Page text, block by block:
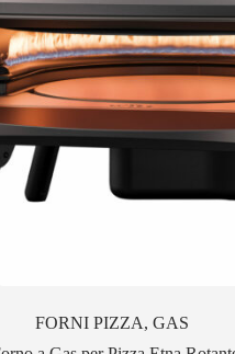
FORNI PIZZA, GAS